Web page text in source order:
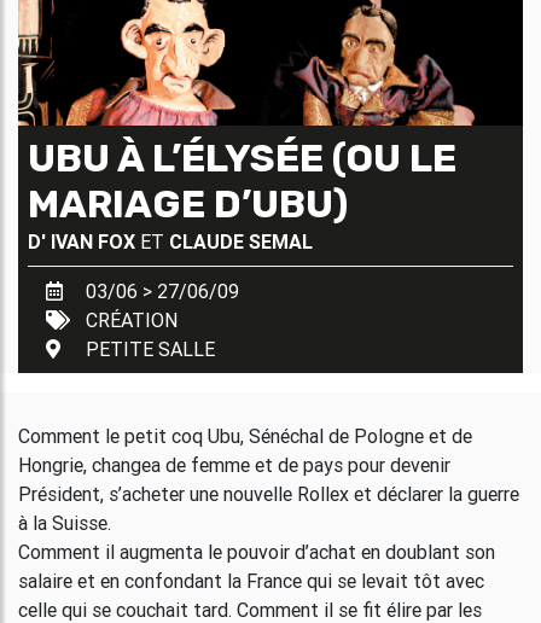
UBU À L’ÉLYSÉE (OU LE
MARIAGE D’UBU)
D' IVAN FOX ET CLAUDE SEMAL
03/06 > 27/06/09
CRÉATION
PETITE SALLE
Comment le petit coq Ubu, Sénéchal de Pologne et de
Hongrie, changea de femme et de pays pour devenir
Président, s’acheter une nouvelle Rollex et déclarer la guerre
à la Suisse.
Comment il augmenta le pouvoir d’achat en doublant son
salaire et en confondant la France qui se levait tôt avec
celle qui se couchait tard. Comment il se fit élire par les